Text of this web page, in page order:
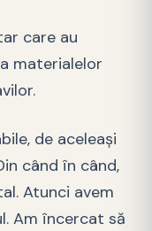
care au
materialelor
de aceleași
când în când,
Atunci avem
Am încercat să